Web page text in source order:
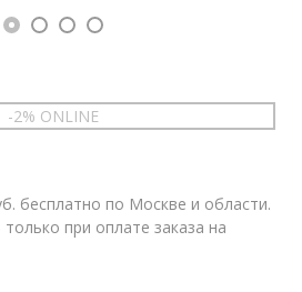
-2% ONLINE
бесплатно по Москве и области.
при оплате заказа на